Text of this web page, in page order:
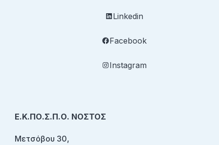
Linkedin
Facebook
Instagram
Ε.Κ.ΠΟ.Σ.Π.Ο. ΝΟΣΤΟΣ
Μετσόβου 30,